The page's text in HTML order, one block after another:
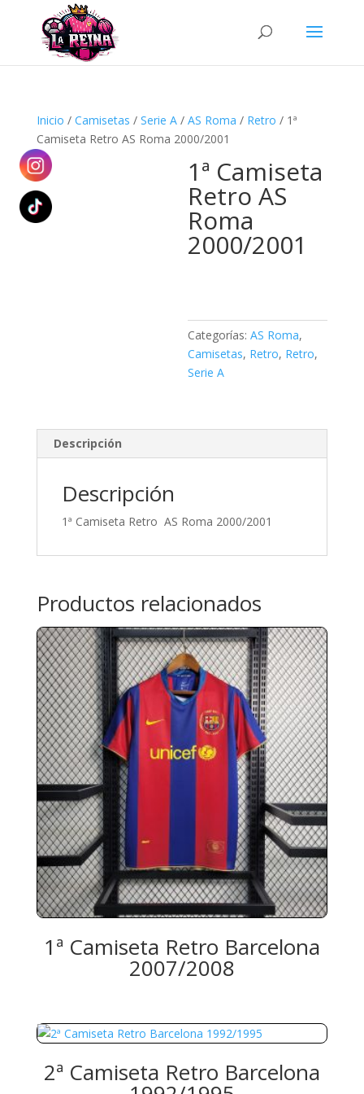
Búsqueda
productos
Inicio / Camisetas / Serie A/ AS Roma / Retro / 1ª
Camiseta Retro AS Roma 2000/2001
1ª Camiseta
Retro AS
Roma
2000/2001
Categorías:AS Roma,
Camisetas, Retro, Retro,
Serie A
Descripción
Descripción
1ª Camiseta Retro AS Roma 2000/2001
Productos relacionados
1ª Camiseta Retro Barcelona
2007/2008
2ª Camiseta Retro Barcelona